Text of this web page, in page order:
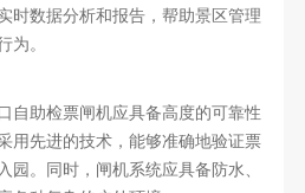
时数据分析和报告，帮助景区管理
。
自助检票闸机应具备高度的可靠性
用先进的技术，能够准确地验证票
。同时，闸机系统应具备防水、